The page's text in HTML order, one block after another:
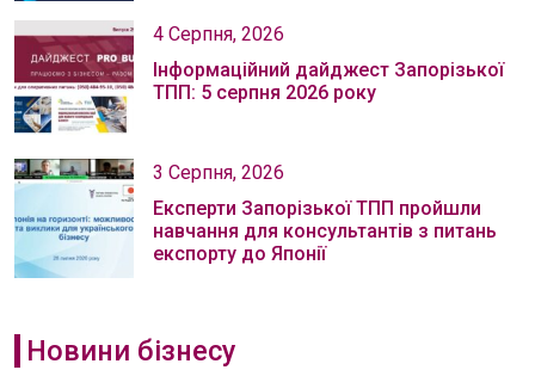
4 Серпня, 2026
Інформаційний дайджест Запорізької
ТПП: 5 серпня 2026 року
3 Серпня, 2026
Експерти Запорізької ТПП пройшли
навчання для консультантів з питань
експорту до Японії
Новини бізнесу